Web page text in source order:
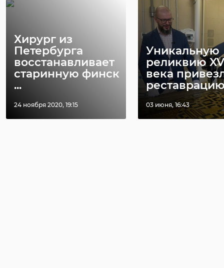
Хирург из
Петербурга
восстанавливает
старинную финск
...
24 ноября 2020, 19:15
Уникальную
реликвию
века
03 июня, 16:43